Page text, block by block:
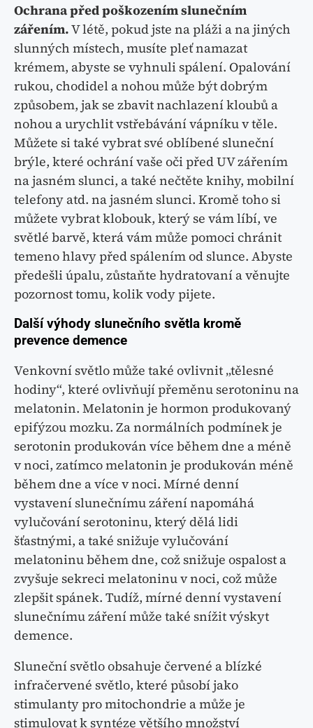
Ochrana před poškozením slunečním
zářením.V létě, pokud jste na pláži a na jiných
slunných místech, musíte pleť namazat
krémem, abyste se vyhnuli spálení. Opalování
rukou, chodidel a nohou může být dobrým
způsobem, jak se zbavit nachlazení kloubů a
nohou a urychlit vstřebávání vápníku v těle.
Můžete si také vybrat své oblíbené sluneční
brýle, které ochrání vaše oči před UV zářením
na jasném slunci, a také nečtěte knihy, mobilní
telefony atd. na jasném slunci. Kromě toho si
můžete vybrat klobouk, který se vám líbí, ve
světlé barvě, která vám může pomoci chránit
temeno hlavy před spálením od slunce. Abyste
předešli úpalu, zůstaňte hydratovaní a věnujte
pozornost tomu, kolik vody pijete.
Další výhody slunečního světla kromě
prevence demence
Venkovní světlo může také ovlivnit „tělesné
hodiny“, které ovlivňují přeměnu serotoninu na
melatonin. Melatonin je hormon produkovaný
epifýzou mozku. Za normálních podmínek je
serotonin produkován více během dne a méně
v noci, zatímco melatonin je produkován méně
během dne a více v noci. Mírné denní
vystavení slunečnímu záření napomáhá
vylučování serotoninu, který dělá lidi
šťastnými, a také snižuje vylučování
melatoninu během dne, což snižuje ospalost a
zvyšuje sekreci melatoninu v noci, což může
zlepšit spánek. Tudíž, mírné denní vystavení
slunečnímu záření může také snížit výskyt
demence.
Sluneční světlo obsahuje červené a blízké
infračervené světlo, které působí jako
stimulanty pro mitochondrie a může je
stimulovat k syntéze většího množství